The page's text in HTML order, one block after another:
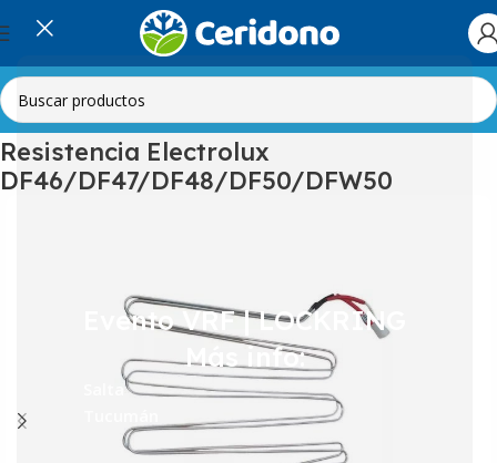
Evento VRF | LOCKRING
Más info:
Inicio Línea Blanca Heladeras Resistencias
Resistencia Electrolux
DF46/DF47/DF48/DF50/DFW50